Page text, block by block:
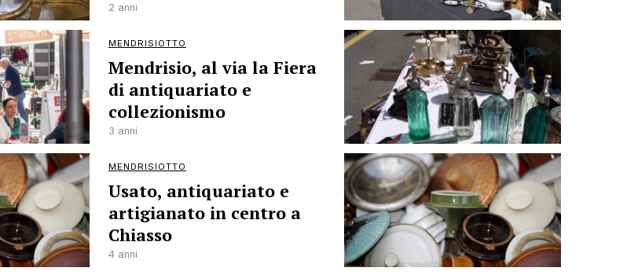
2 anni
MENDRISIOTTO
Mendrisio, al via la Fiera
di antiquariato e
collezionismo
3 anni
MENDRISIOTTO
Usato, antiquariato e
artigianato in centro a
Chiasso
4 anni